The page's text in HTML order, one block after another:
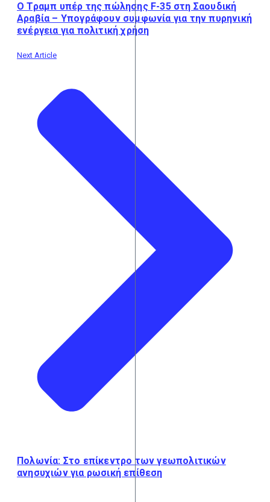
Ο Τραμπ υπέρ της πώλησης F-35 στη Σαουδική
Αραβία – Υπογράφουν συμφωνία για την πυρηνική
ενέργεια για πολιτική χρήση
Next Article
Πολωνία: Στο επίκεντρο των γεωπολιτικών
ανησυχιών για ρωσική επίθεση